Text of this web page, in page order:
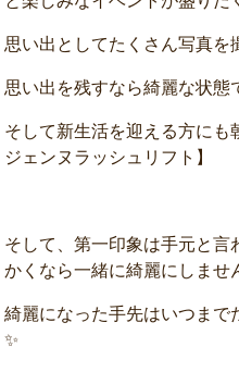
思い出としてたくさん写真
思い出を残すなら綺麗な状態
そして新生活を迎える方にも
ジェンヌラッシュリフト】
そして、第一印象は手元と言
かくなら一緒に綺麗にしませ
綺麗になった手先はいつまで
✨